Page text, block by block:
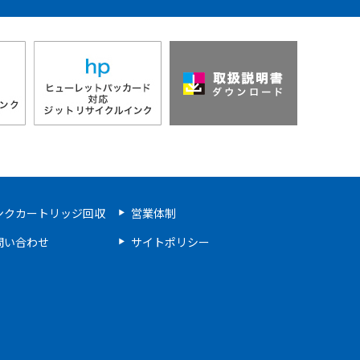
クカートリッジ回収
営業体制
い合わせ
サイトポリシー